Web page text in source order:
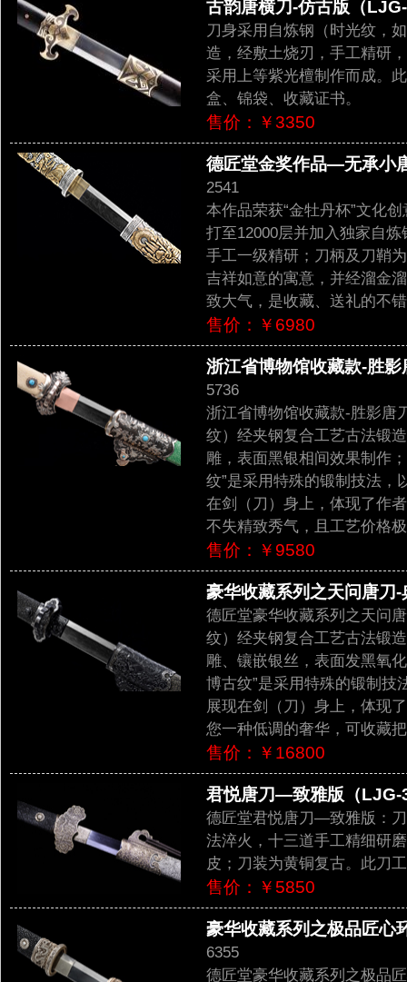
古韵唐横刀-仿古版（
刀身采用自炼钢（时光纹，
造，经敷土烧刃，手工精研
采用上等紫光檀制作而成。
盒、锦袋、收藏证书。
售价：￥3350
德匠堂金奖作品—无承小
2541
本作品荣获“金牡丹杯”文化
打至12000层并加入独家自
手工一级精研；刀柄及刀鞘
吉祥如意的寓意，并经溜金
致大气，是收藏、送礼的不
售价：￥6980
浙江省博物馆收藏款-胜
5736
浙江省博物馆收藏款-胜影唐
纹）经夹钢复合工艺古法锻
雕，表面黑银相间效果制作
纹”是采用特殊的锻制技法，
在剑（刀）身上，体现了作
不失精致秀气，且工艺价格
售价：￥9580
豪华收藏系列之天问唐刀
德匠堂豪华收藏系列之天问
纹）经夹钢复合工艺古法锻
雕、镶嵌银丝，表面发黑氧
博古纹”是采用特殊的锻制技
展现在剑（刀）身上，体现
您一种低调的奢华，可收藏
售价：￥16800
君悦唐刀—致雅版（LJG-
德匠堂君悦唐刀—致雅版：
法淬火，十三道手工精细研
皮；刀装为黄铜复古。此刀
售价：￥5850
豪华收藏系列之极品匠心
6355
德匠堂豪华收藏系列之极品